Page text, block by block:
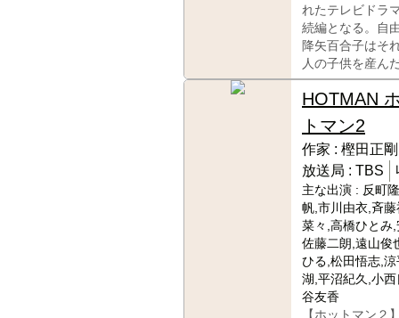
れたテレビドラ
続編となる。自
降矢百合子はそ
人の子供を産ん
HOTMAN
トマン2
作家 : 樫田正剛
放送局 : TBS
主な出演 : 反町
帆,市川由衣,斉
菜々,高橋ひとみ
佐藤二朗,遠山俊
ひる,松田悟志,
湖,平沼紀久,小
谷友香
【ホットマン２